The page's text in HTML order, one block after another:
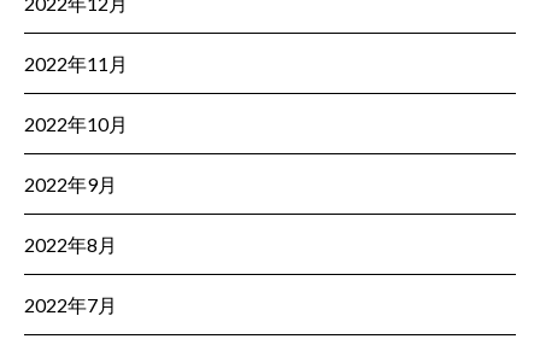
2022年11月
2022年10月
2022年9月
2022年8月
2022年7月